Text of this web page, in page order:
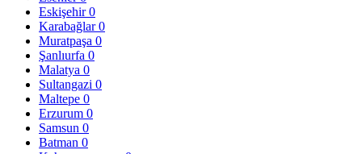
Eskişehir0
Karabağlar0
Muratpaşa 0
Şanlıurfa 0
Malatya 0
Sultangazi 0
Maltepe 0
Erzurum 0
Samsun 0
Batman 0